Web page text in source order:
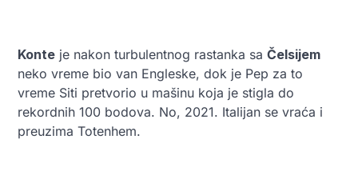
Konte je nakon turbulentnog rastanka sa Čelsijem
neko vreme bio van Engleske, dok je Pep za to
vreme Siti pretvorio u mašinu koja je stigla do
rekordnih 100 bodova. No, 2021. Italijan se vraća i
preuzima Totenhem.